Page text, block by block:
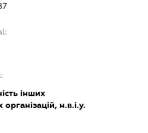
інших
н.в.і.у.